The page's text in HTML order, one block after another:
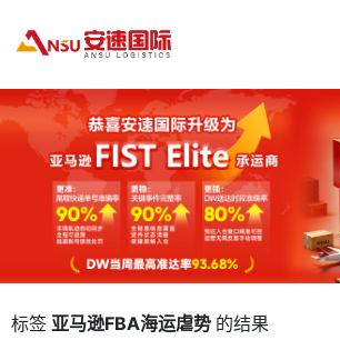
标签 亚马逊FBA海运虐势 的结果